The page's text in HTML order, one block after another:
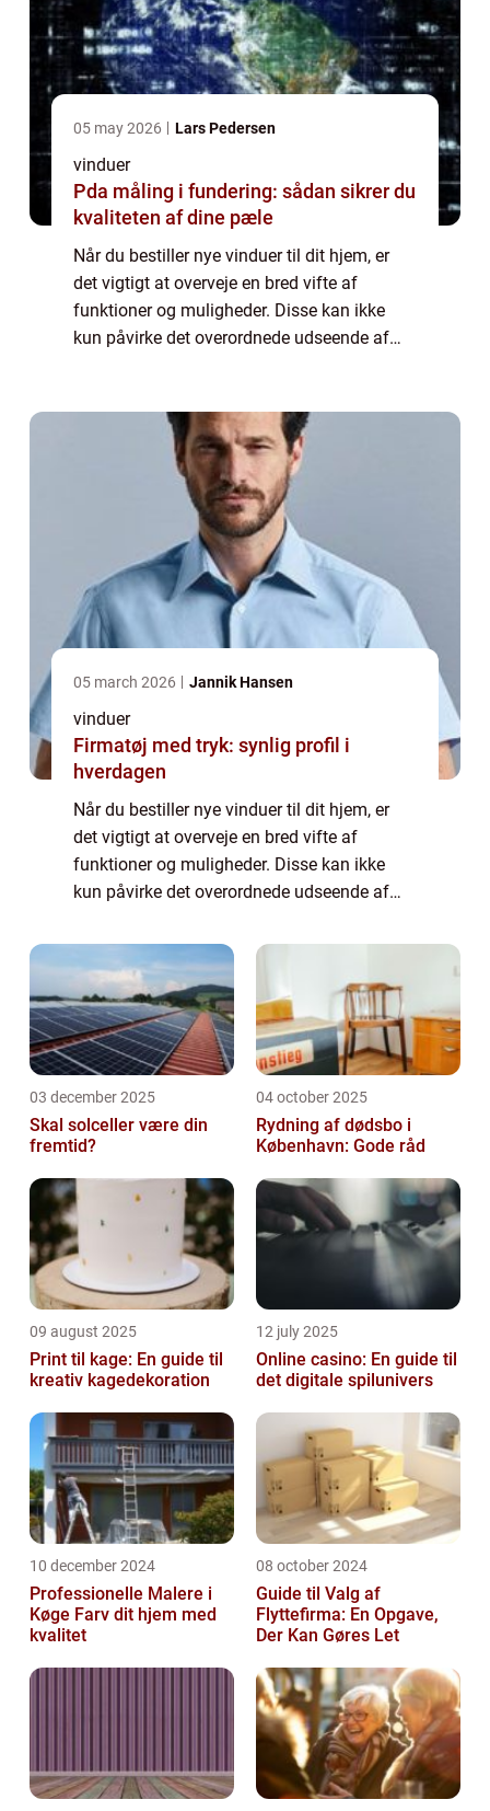
05 may 2026 Lars Pedersen
vinduer
Pda måling i fundering: sådan sikrer du
kvaliteten af dine pæle
Når du bestiller nye vinduer til dit hjem, er
det vigtigt at overveje en bred vifte af
funktioner og muligheder. Disse kan ikke
kun påvirke det overordnede udseende af
05 march 2026 Jannik Hansen
vinduer
Firmatøj med tryk: synlig profil i
hverdagen
Når du bestiller nye vinduer til dit hjem, er
det vigtigt at overveje en bred vifte af
funktioner og muligheder. Disse kan ikke
kun påvirke det overordnede udseende af
effektivitets niveau. Nogle vigtige faktorer ...
03 december 2025
Skal solceller være din
fremtid?
04 october 2025
Rydning af dødsbo i
København: Gode råd
09 august 2025
Print til kage: En guide til
kreativ kagedekoration
12 july 2025
Online casino: En guide til
det digitale spilunivers
10 december 2024
Professionelle Malere i
Køge Farv dit hjem med
kvalitet
08 october 2024
Guide til Valg af
Flyttefirma: En Opgave,
Der Kan Gøres Let